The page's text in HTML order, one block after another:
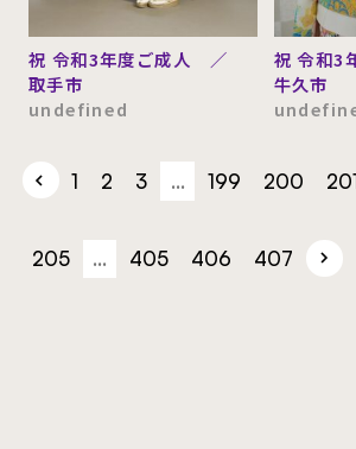
祝 令和3年度ご成人 ／
取手市
undefined
祝 令和
牛久市
1 2 3 … 199 200
205
… 405 406 407